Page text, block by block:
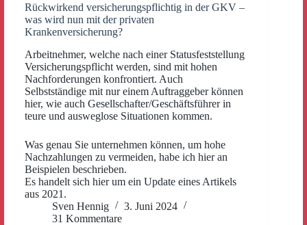
Rückwirkend versicherungspflichtig in der GKV –
was wird nun mit der privaten
Krankenversicherung?
Arbeitnehmer, welche nach einer Statusfeststellung
Versicherungspflicht werden, sind mit hohen
Nachforderungen konfrontiert. Auch
Selbstständige mit nur einem Auftraggeber können
hier, wie auch Gesellschafter/Geschäftsführer in
teure und ausweglose Situationen kommen.
Was genau Sie unternehmen können, um hohe
Nachzahlungen zu vermeiden, habe ich hier an
Beispielen beschrieben.
Es handelt sich hier um ein Update eines Artikels
aus 2021.
Sven Hennig
3. Juni 2024
31 Kommentare